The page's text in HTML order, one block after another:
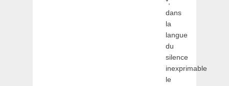
dans
la
langue
du
silence
inexprimable
le